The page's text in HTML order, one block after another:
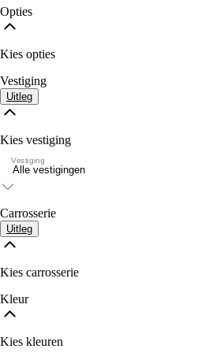
Opties
Kies opties
Vestiging
Uitleg
Kies vestiging
Vestiging
Carrosserie
Uitleg
Kies carrosserie
Kleur
Kies kleuren